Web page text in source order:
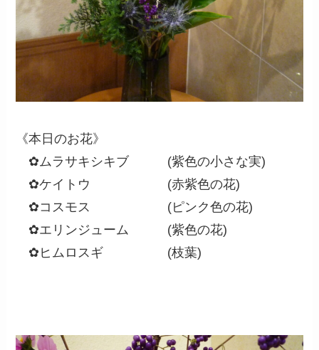
《本日のお花》
✿ムラサキシキブ (紫色の小さな実)
✿ケイトウ (赤紫色の花)
✿コスモス (ピンク色の花)
✿エリンジューム (紫色の花)
✿ヒムロスギ (枝葉)